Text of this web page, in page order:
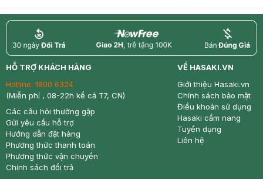
return nowfree price
HỖ TRỢ KHÁCH HÀNG
Hotline: 1800 6324
(Miễn phí , 08-22h kể cả T7, CN)
Các câu hỏi thường gặp
Gửi yêu cầu hỗ trợ
Hướng dẫn đặt hàng
Phương thức thanh toán
Phương thức vận chuyển
Chính sách đổi trả
VỀ HASAKI.VN
Giới thiệu Hasaki.vn
Chính sách bảo mật
Điều khoản sử dụng
Hasaki cẩm nang
Tuyển dụng
Liên hệ